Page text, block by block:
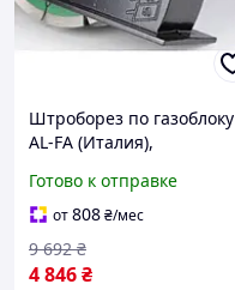
Штроборез по газоблоку
AL-FA (Италия),
газоблоков, Штроборез
для бетона, Штроборез
для электропроводки,
RYH
Готово к отправке
от808₴/мес
4 846₴
9 692 ₴